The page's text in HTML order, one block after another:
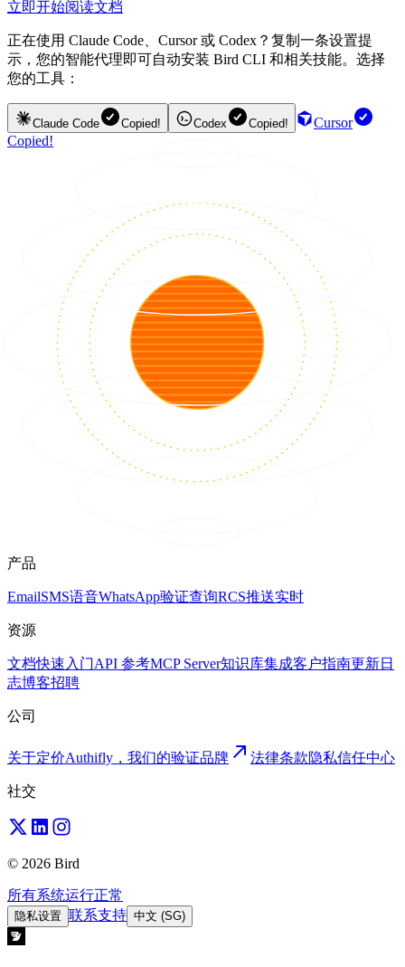
立即开始阅读文档
正在使用 Claude Code、Cursor 或 Codex？复制一条设置提
示，您的智能代理即可自动安装 Bird CLI 和相关技能。选择
您的工具：
Claude Code Copied! Codex Copied!
Cursor
Copied!
产品
EmailSMS语音WhatsApp验证查询RCS推送实时
资源
文档快速入门API 参考MCP Server知识库集成客户指南更新日
志博客招聘
公司
关于定价Authifly，我们的验证品牌 法律条款隐私信任中心
社交
© 2026 Bird
所有系统运行正常
隐私设置 联系支持 中文 (SG)